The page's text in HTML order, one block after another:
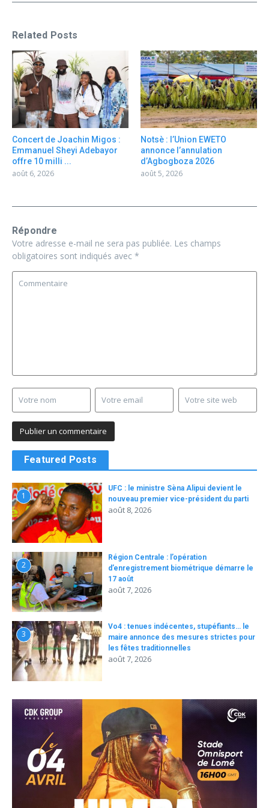
Related Posts
Concert de Joachin Migos :
Emmanuel Sheyi Adebayor
offre 10 milli ...
août 6, 2026
Notsè : l’Union EWETO
annonce l’annulation
d’Agbogboza 2026
août 5, 2026
Répondre
Votre adresse e-mail ne sera pas publiée. Les champs
obligatoires sont indiqués avec *
Featured Posts
1
UFC : le ministre Sèna Alipui devient le
nouveau premier vice-président du parti
août 8, 2026
2
Région Centrale : l’opération
d’enregistrement biométrique démarre le
17 août
août 7, 2026
3
Vo4 : tenues indécentes, stupéfiants… le
maire annonce des mesures strictes pour
les fêtes traditionnelles
août 7, 2026